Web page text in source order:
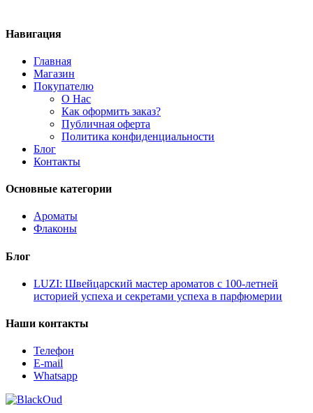
Навигация
Главная
Магазин
Покупателю
О Нас
Как оформить заказ?
Публичная оферта
Политика конфиденциальности
Блог
Контакты
Основные категории
Ароматы
Флаконы
Блог
LUZI: Швейцарский мастер ароматов с 100-летней
историей успеха и секретами успеха в парфюмерии
Наши контакты
Телефон
E-mail
Whatsapp